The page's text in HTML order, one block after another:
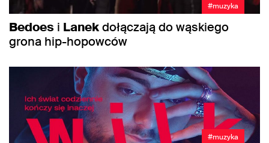
#muzyka
Bedoes i Lanekdołączają do wąskiego
grona hip-hopowców
#muzyka